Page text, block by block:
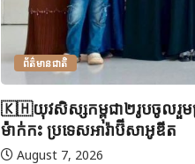
ព័ត៌មានជាតិ
🇰🇭យុវសិស្សកម្ពុជា២រូបចូលរួម
ម៉ាក់កះ ប្រទេសអារ៉ាប៊ីសាអូឌីត
August 7, 2026